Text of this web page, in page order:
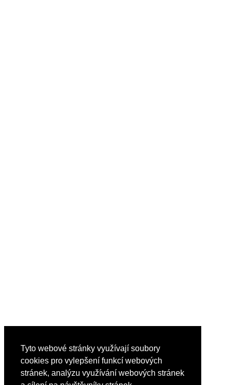
Tyto webové stránky využívají soubory
cookies pro vylepšení funkcí webových
stránek, analýzu využívání webových stránek